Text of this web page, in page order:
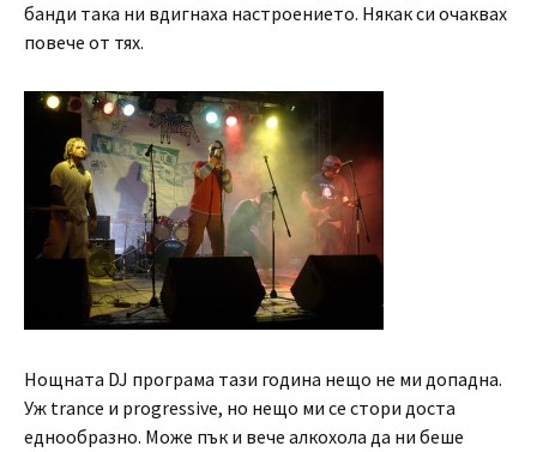
банди така ни вдигнаха настроението. Някак си очаквах
повече от тях.
Нощната DJ програма тази година нещо не ми допадна.
Уж trance и progressive, но нещо ми се стори доста
еднообразно. Може пък и вече алкохола да ни беше